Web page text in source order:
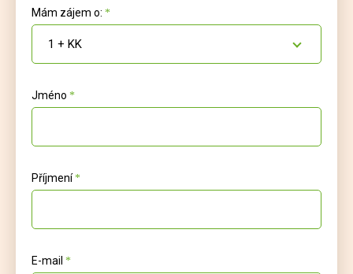
Mám zájem o:
1 + KK
Jméno
Příjmení
E-mail